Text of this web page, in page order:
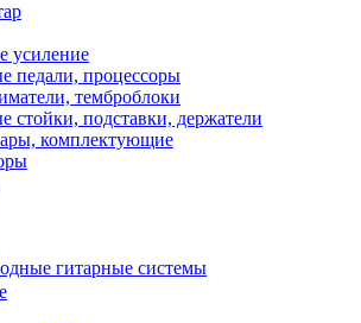
усиление
педали, процессоры
темброблоки
стойки, подставки, держатели
комплектующие
гитарные системы